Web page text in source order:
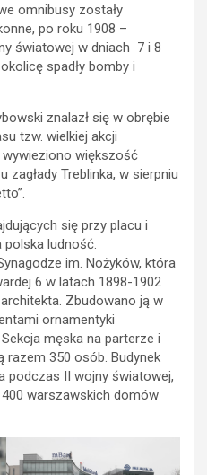
omnibusy zostały
po roku 1908 –
światowej w dniach 7 i 8
spadły bomby i
znalazł się w obrębie
tzw. wielkiej akcji
większość
Treblinka, w sierpniu
się przy placu i
polska ludność.
im. Nożyków, która
6 w latach 1898-1902
Zbudowano ją w
ornamentyki
męska na parterze i
razem 350 osób. Budynek
podczas II wojny światowej,
warszawskich domów